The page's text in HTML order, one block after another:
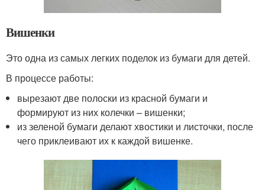
Вишенки
Это одна из самых легких поделок из бумаги для детей.
В процессе работы:
вырезают две полоски из красной бумаги и
формируют из них колечки – вишенки;
из зеленой бумаги делают хвостики и листочки, после
чего приклеивают их к каждой вишенке.